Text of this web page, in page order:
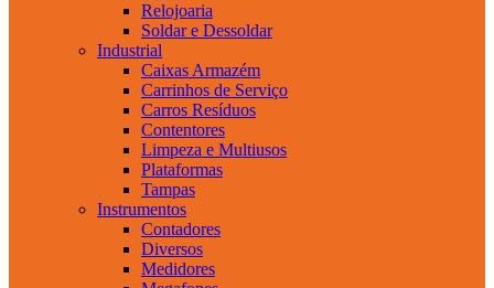
Relojoaria
Soldar e Dessoldar
Industrial
Caixas Armazém
Carrinhos de Serviço
Carros Resíduos
Contentores
Limpeza e Multiusos
Plataformas
Tampas
Instrumentos
Contadores
Diversos
Medidores